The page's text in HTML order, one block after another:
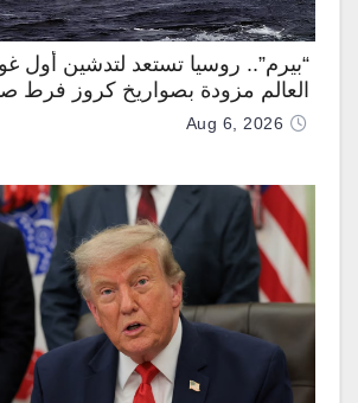
“بيرم”.. روسيا تستعد لتدشين أول
العالم مزودة بصواريخ كروز فرط
Aug 6, 2026